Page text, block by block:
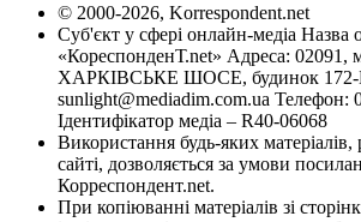
© 2000-2026, Korrespondent.net
Суб'єкт у сфері онлайн-медіа Назва
«КореспонденТ.net» Адреса: 02091,
ХАРКІВСЬКЕ ШОСЕ, будинок 172-
sunlight@mediadim.com.ua Телефон:
Ідентифікатор медіа – R40-06068
Використання будь-яких
сайті, дозволяється за умови
Корреспондент.net.
При копіюванні матеріалів зі